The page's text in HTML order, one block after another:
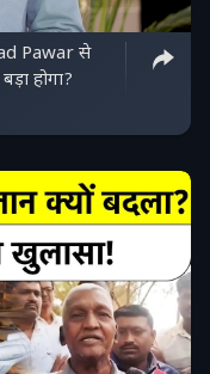
Pawar से
होगा?